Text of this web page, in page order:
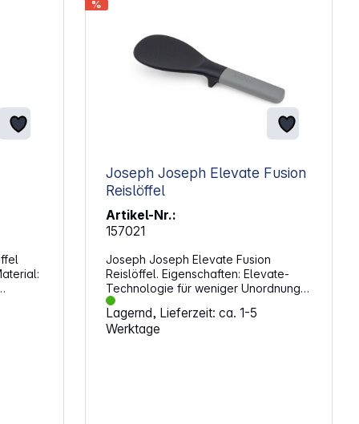
%
Joseph Joseph Elevate Fusion
Reislöffel
Artikel-Nr.:
157021
Joseph Joseph Elevate Fusion
Reislöffel. Eigenschaften: Elevate-
Technologie für weniger Unordnung
und mehr Hygiene in der Küche
Integrierte Ablage verhindert, dass
der Löffelkopf die Arbeitsfläche
Lagernd, Lieferzeit: ca. 1-5
Werktage